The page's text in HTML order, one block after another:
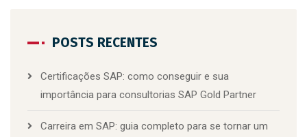
POSTS RECENTES
Certificações SAP: como conseguir e sua
importância para consultorias SAP Gold Partner
Carreira em SAP: guia completo para se tornar um